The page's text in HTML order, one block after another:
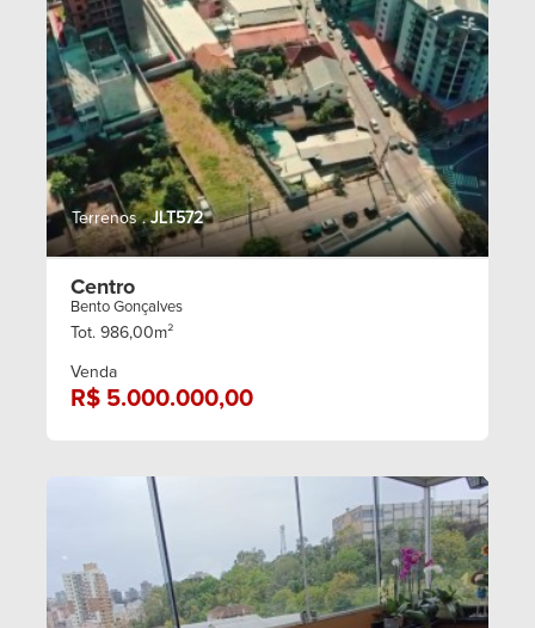
Terrenos .JLT572
Centro
Bento Gonçalves
Tot. 986,00m²
Venda
R$ 5.000.000,00